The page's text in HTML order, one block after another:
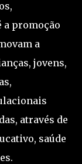
a promoção
a
jovens,
através de
saúde